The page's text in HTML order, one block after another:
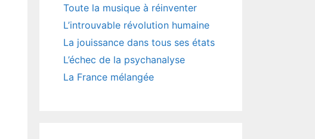
Toute la musique à réinventer
L’introuvable révolution humaine
La jouissance dans tous ses états
L’échec de la psychanalyse
La France mélangée